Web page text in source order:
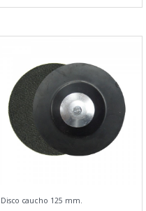
Disco caucho 125 mm.